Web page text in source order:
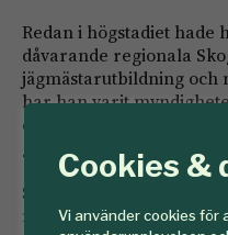
Cookies
Vi använder cookies för
Redan i högstadiet hade
dåvarande regionala
jägmästarutbildning och
har han varit
chef för region nord i
Staffan Norin är
minne är när han som